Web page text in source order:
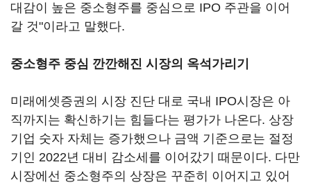
대감이 높은 중소형주를 중심으로 IPO 주관을 이어
갈 것"이라고 말했다.
중소형주 중심 깐깐해진 시장의 옥석가리기
미래에셋증권의 시장 진단 대로 국내 IPO시장은 아
직까지는 확신하기는 힘들다는 평가가 나온다. 상장
기업 숫자 자체는 증가했으나 금액 기준으로는 절정
기인 2022년 대비 감소세를 이어갔기 때문이다. 다만
시장에선 중소형주의 상장은 꾸준히 이어지고 있어